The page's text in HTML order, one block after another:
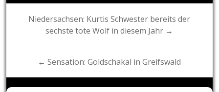
Post
navigation
Niedersachsen: Kurtis Schwester bereits der
sechste tote Wolf in diesem Jahr →
← Sensation: Goldschakal in Greifswald